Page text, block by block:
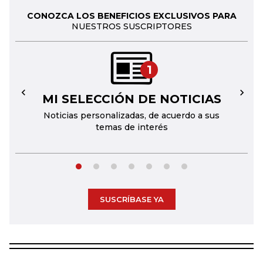
CONOZCA LOS BENEFICIOS EXCLUSIVOS PARA
NUESTROS SUSCRIPTORES
1
MI SELECCIÓN DE NOTICIAS
Noticias personalizadas, de acuerdo a sus
temas de interés
← →
SUSCRÍBASE YA